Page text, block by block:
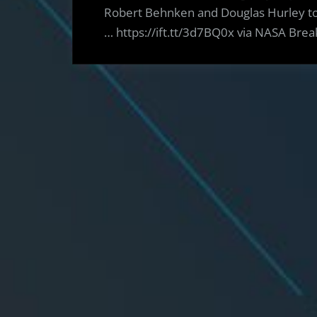
Robert Behnken and Douglas Hurley
… https://ift.tt/3d7BQ0x via NASA